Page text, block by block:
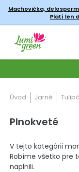
Machovička,
Platí len
Úvod Jarné
Plnokveté
V tejto kategórii
Robíme všetko pre
naplnili.